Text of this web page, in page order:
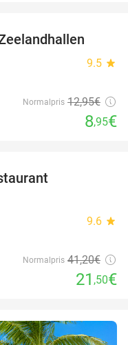
9.5 star
Normalpris 12,95€
8,95€
9.6 star
Normalpris 41,20€
21 ,50€